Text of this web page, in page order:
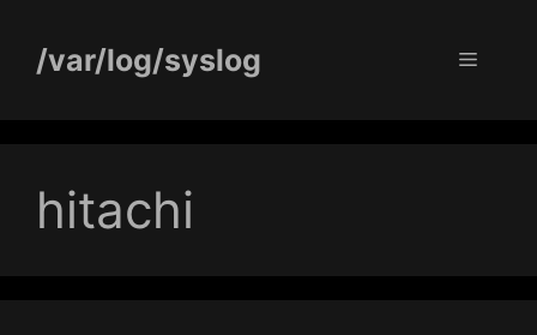
Inhalt
springen
/var/log/syslog Menü
hitachi